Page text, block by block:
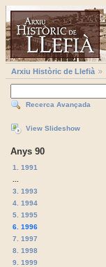
Arxiu Històric de Llefià
Recerca Avançada
View Slideshow
Anys 90
1. 1991
3. 1993
4. 1994
5. 1995
6. 1996
7. 1997
8. 1998
9. 1999